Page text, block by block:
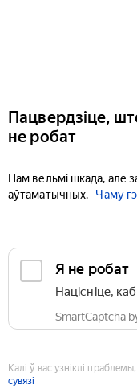
Пацвердзіце,
не робат
Нам вельмі шкада, але
аўтаматычных.
Чаму
Я не робат
Націсніце,
SmartCaptcha
Калі ў вас узніклі
сувязі